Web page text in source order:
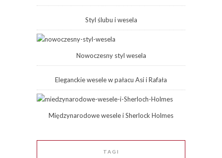
Styl ślubu i wesela
Nowoczesny styl wesela
Eleganckie wesele w pałacu Asi i Rafała
Międzynarodowe wesele i Sherlock Holmes
TAGI